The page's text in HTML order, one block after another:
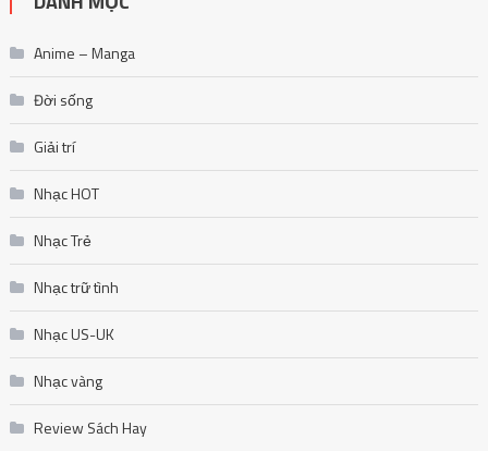
Anime – Manga
Đời sống
Giải trí
Nhạc HOT
Nhạc Trẻ
Nhạc trữ tình
Nhạc US-UK
Nhạc vàng
Review Sách Hay